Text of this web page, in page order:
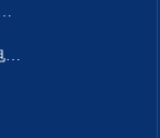
吨汽车过磅称~山西晋城市150吨卡车过磅称.内蒙古重型100吨货车过磅称
汽车衡无人值守系统,地磅无人值守,电子地磅无人值守智能化系统